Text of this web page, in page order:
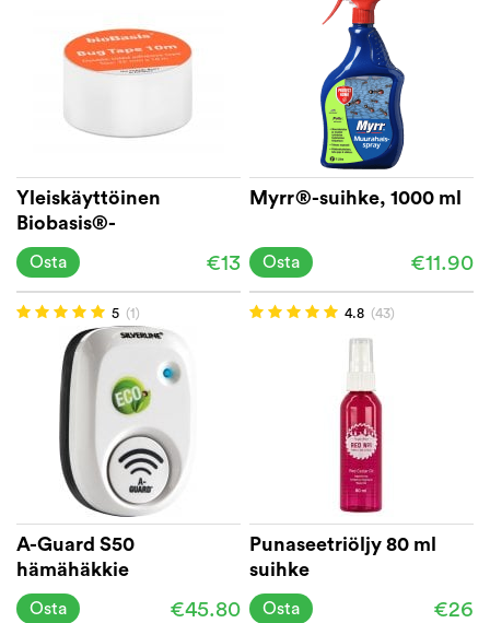
Yleiskäyttöinen
Biobasis®-
hyönteisteippi, 10 m
€13
Osta
Myrr®-suihke, 1000 ml
€11.90
Osta
5 (1)
A-Guard S50
hämähäkkie
sisäkäyttöön, 50 m2
€45.80
Osta
4.8 (43)
Punaseetriöljy 80 ml
suihke
€26
Osta